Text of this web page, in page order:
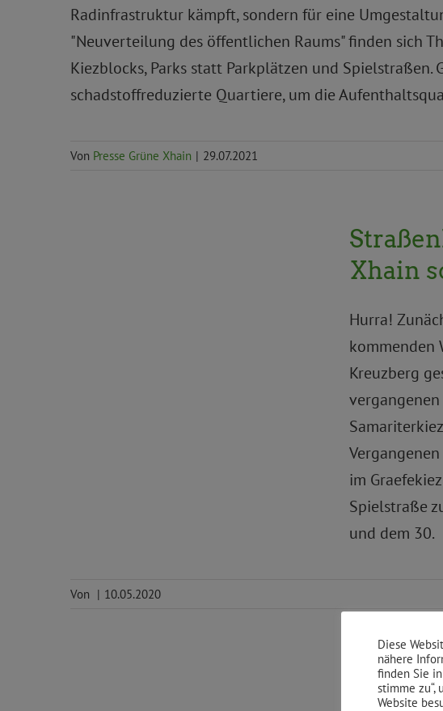
Radinfrastruktur kämpft, sondern für eine
"Neuverteilung des öffentlichen Raums" finden sich
Kiezblocks, Parks statt Parkplätzen und Spielstraßen.
schadstoffreduzierte Quartiere, um die
Von Presse Grüne Xhain | 29.07.2021
Xhain
Hurra!
kommenden
Kreuzberg
im
Spielstraße
und dem 30.
Von | 10.05.2020
Diese
nähere
finden Sie
stimme zu“,
Website